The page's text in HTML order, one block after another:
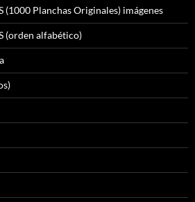
(1000 Planchas Originales) imágenes
(orden alfabético)